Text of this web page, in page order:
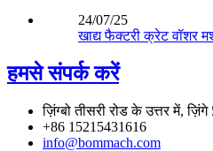
24/07/25
खाद्य फैक्टरी क्रेट वॉशर
हमसे संपर्क करें
ज़िंग्बो तीसरी रोड के उत्तर में,
+86 15215431616
info@bommach.com